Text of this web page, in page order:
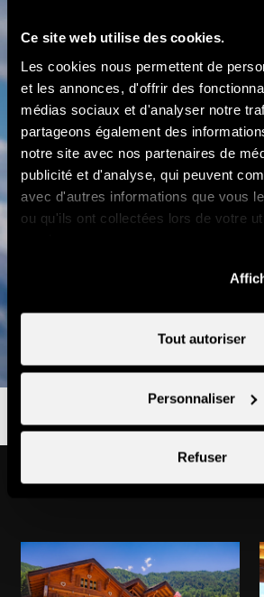
Ce site web utilise des cookies.
Les cookies nous permettent de
et les annonces, d'offrir des
médias sociaux et d'analyser notre
partageons également des
notre site avec nos partenaires de
publicité et d'analyse, qui peuvent
avec d'autres informations que vous
ou qu'ils ont collectées lors de votre
Tout autoriser
Personnaliser
Refuser
fauteuil
roulant
Randonnée gourmande
de Chervé
Pourrait aussi vous